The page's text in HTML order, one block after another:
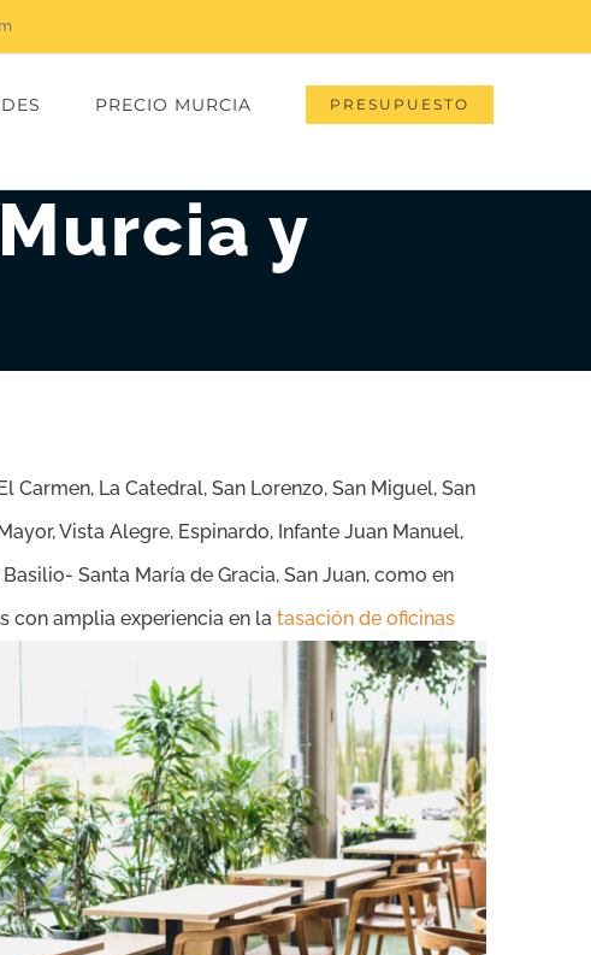
PRECIO MURCIA PRESUPUESTO
y
Carmen, La Catedral, San Lorenzo, San Miguel, San
Vista Alegre, Espinardo, Infante Juan Manuel,
Santa María de Gracia, San Juan, como en
con amplia experiencia en la tasación de oficinas